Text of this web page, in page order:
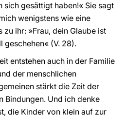
sich gesättigt haben!« Sie sagt
wenigstens wie eine
zu ihr: »Frau, dein Glaube ist
geschehen« (V. 28).
entstehen auch in der Familie
der menschlichen
stärkt die Zeit der
Bindungen. Und ich denke
die Kinder von klein auf zur